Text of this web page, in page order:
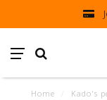
Home Kado's